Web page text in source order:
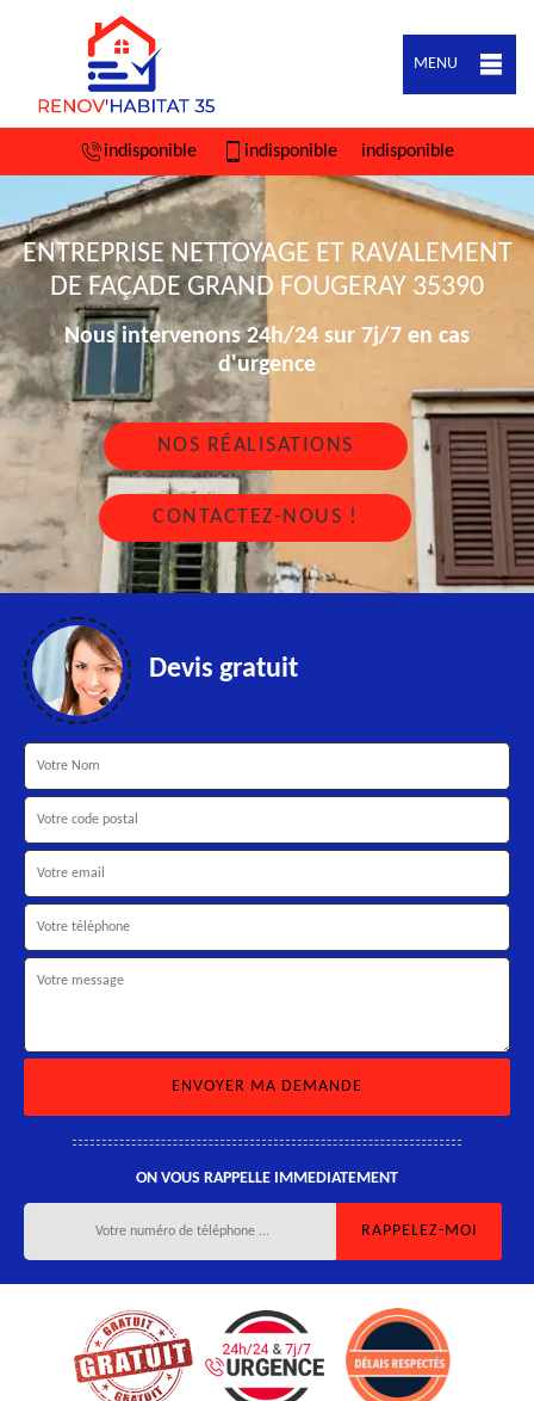
MENU
indisponible indisponible indisponible
ENTREPRISE NETTOYAGE ET RAVALEMENT
DE FAÇADE GRAND FOUGERAY 35390
Nous intervenons 24h/24 sur 7j/7 en cas
d'urgence
NOS RÉALISATIONS
CONTACTEZ-NOUS !
Devis gratuit
ON VOUS RAPPELLE IMMEDIATEMENT